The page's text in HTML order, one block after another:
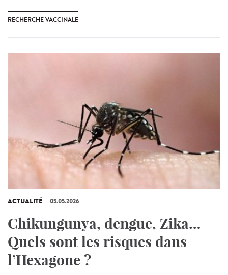
RECHERCHE VACCINALE
ACTUALITÉ 05.05.2026
Chikungunya, dengue, Zika…
Quels sont les risques dans
l’Hexagone ?